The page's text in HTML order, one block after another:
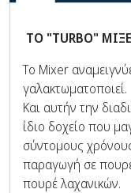
ΤΟ "TURBO"
Το Mixer
γαλακτωματοποιεί.
Και αυτήν την
ίδιο δοχείο που
σύντομους
παραγωγή σε
πουρέ λαχανικών.